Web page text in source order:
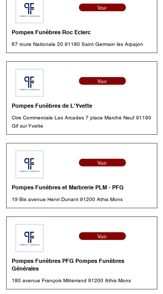
Voir
Pompes Funèbres Roc Eclerc
67 route Nationale 20 91180Saint Germain lès Arpajon
Voir
Pompes Funèbres de L'Yvette
Ctre Commerciale Les Arcades 7 place Marché Neuf 91190
Gif sur Yvette
Voir
Pompes Funèbres et Marbrerie PLM - PFG
19 Bis avenue Henri Dunant 91200 Athis Mons
Voir
Pompes Funèbres PFG Pompes Funèbres
Générales
180 avenue François Mitterrand 91200 Athis Mons